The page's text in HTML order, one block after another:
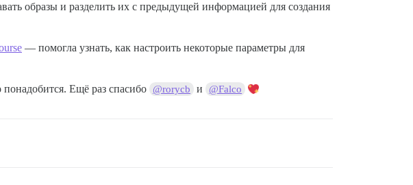
образы и разделить их с предыдущей информацией для создания
— помогла узнать, как настроить некоторые параметры для
Ещё раз спасибо @rorycb и @Falco